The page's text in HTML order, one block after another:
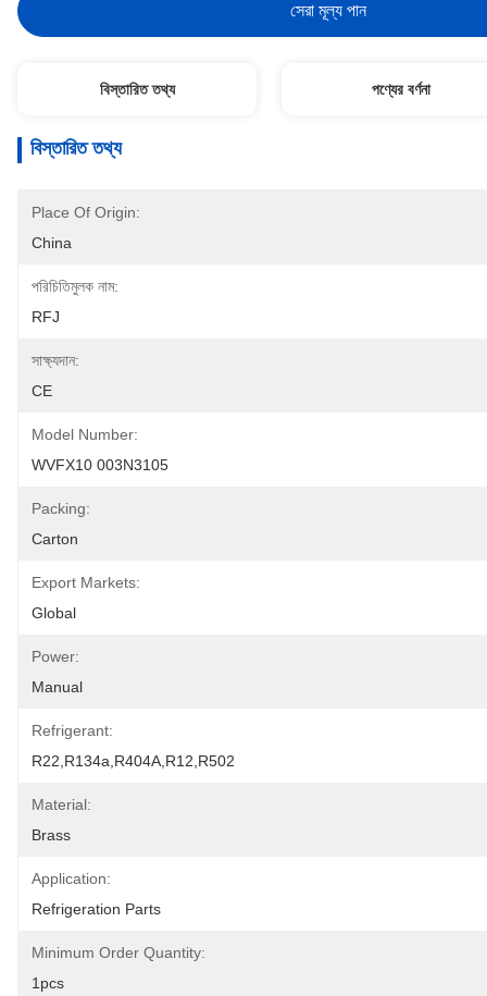
সেরা মূল্য পান
বিস্তারিত তথ্য পণ্যের বর্ণনা
বিস্তারিত তথ্য
Place Of Origin:
China
পরিচিতিমুলক নাম:
RFJ
সাক্ষ্যদান:
CE
Model Number:
WVFX10 003N3105
Packing:
Carton
Export Markets:
Global
Power:
Manual
Refrigerant:
R22,R134a,R404A,R12,R502
Material:
Brass
Application:
Refrigeration Parts
Minimum Order Quantity:
1pcs